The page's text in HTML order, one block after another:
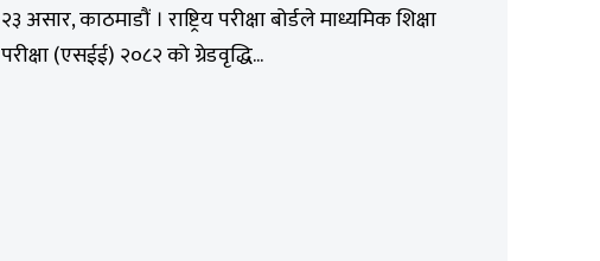
२३ असार, काठमाडौं । राष्ट्रिय परीक्षा बोर्डले माध्यमिक शिक्षा
परीक्षा (एसईई) २०८२ को ग्रेडवृद्धि...